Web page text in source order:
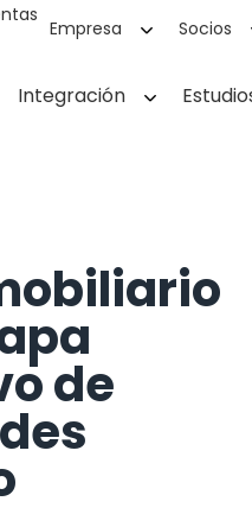
Empresa Socios
Integración
de